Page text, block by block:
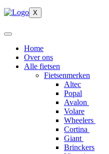
X
Home
Over ons
Alle fietsen
Fietsenmerken
Altec
Popal
Avalon
Volare
Wheelers
Cortina
Giant
Brinckers